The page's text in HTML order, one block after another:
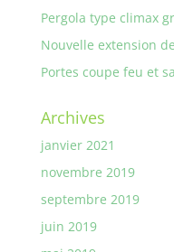
Pergola type climax
Nouvelle extension
Portes coupe feu et
Archives
janvier 2021
novembre 2019
septembre 2019
juin 2019